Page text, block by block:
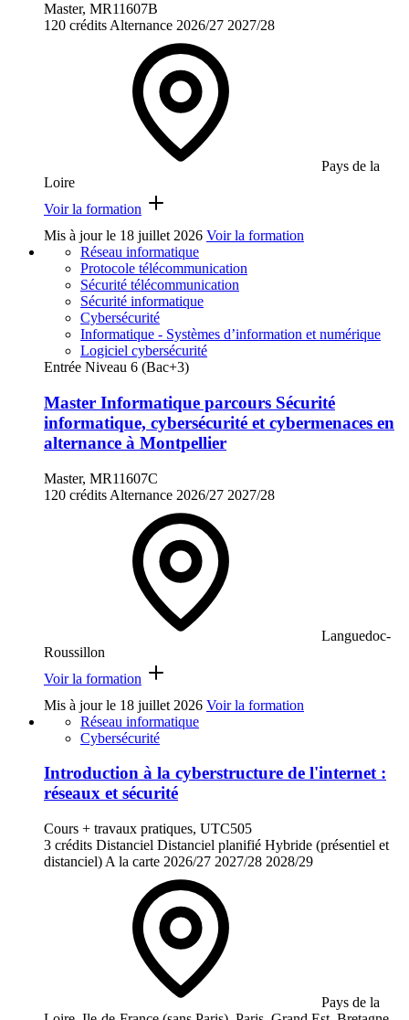
Master, MR11607B
120 crédits Alternance 2026/27 2027/28
Pays de la
Loire
Voir la formation
Mis à jour le 18 juillet 2026 Voir la formation
Réseau informatique
Protocole télécommunication
Sécurité télécommunication
Sécurité informatique
Cybersécurité
Informatique - Systèmes d’information et numérique
Logiciel cybersécurité
Entrée Niveau 6 (Bac+3)
Master Informatique parcours Sécurité
informatique, cybersécurité et cybermenaces en
alternance à Montpellier
Master, MR11607C
120 crédits Alternance 2026/27 2027/28
Languedoc-
Roussillon
Voir la formation
Mis à jour le 18 juillet 2026 Voir la formation
Réseau informatique
Cybersécurité
Introduction à la cyberstructure de l'internet :
réseaux et sécurité
Cours + travaux pratiques, UTC505
3 crédits Distanciel Distanciel planifié Hybride (présentiel et
distanciel) A la carte 2026/27 2027/28 2028/29
Pays de la